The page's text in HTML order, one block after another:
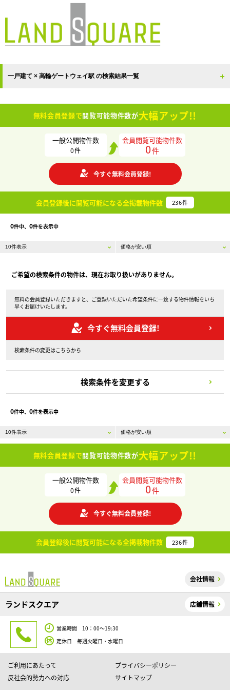
一戸建て × 高輪ゲートウェイ駅 の検索結果一覧
無料会員登録で閲覧可能物件数が大幅アップ!!
一般公開物件数
0件
会員閲覧可能物件数
0件
今すぐ無料会員登録!
会員登録後に閲覧可能になる全掲載物件数 236件
0件中、 0件を表示中
ご希望の検索条件の物件は、現在お取り扱いがありません。
無料の会員登録いただきますと、ご登録いただいた希望条件に一致する物件情報をいち
早くお届けいたします。
今すぐ無料会員登録!
検索条件の変更はこちらから
検索条件を変更する
0件中、 0件を表示中
無料会員登録で閲覧可能物件数が大幅アップ!!
一般公開物件数
0件
会員閲覧可能物件数
0件
今すぐ無料会員登録!
会員登録後に閲覧可能になる全掲載物件数 236件
会社情報
ランドスクエア 店舗情報
営業時間 10：00～19:30
定休日 毎週火曜日・水曜日
ご利用にあたって
プライバシーポリシー
反社会的勢力への対応
サイトマップ